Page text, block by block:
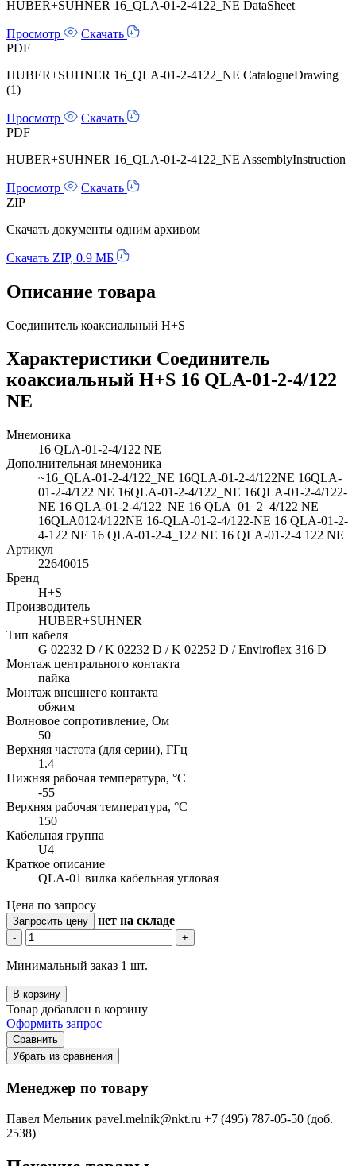
HUBER+SUHNER 16_QLA-01-2-4122_NE DataSheet
Просмотр
Скачать
PDF
HUBER+SUHNER 16_QLA-01-2-4122_NE CatalogueDrawing
(1)
Просмотр
Скачать
PDF
HUBER+SUHNER 16_QLA-01-2-4122_NE AssemblyInstruction
Просмотр
Скачать
ZIP
Скачать документы одним архивом
Скачать ZIP, 0.9 МБ
Описание товара
Соединитель коаксиальный H+S
Характеристики Соединитель
коаксиальный H+S 16 QLA-01-2-4/122
NE
Мнемоника
16 QLA-01-2-4/122 NE
Дополнительная мнемоника
~16_QLA-01-2-4/122_NE 16QLA-01-2-4/122NE 16QLA-
01-2-4/122 NE 16QLA-01-2-4/122_NE 16QLA-01-2-4/122-
NE 16 QLA-01-2-4/122_NE 16 QLA_01_2_4/122 NE
16QLA0124/122NE 16-QLA-01-2-4/122-NE 16 QLA-01-2-
4-122 NE 16 QLA-01-2-4_122 NE 16 QLA-01-2-4 122 NE
Артикул
22640015
Бренд
H+S
Производитель
HUBER+SUHNER
Тип кабеля
G 02232 D / K 02232 D / K 02252 D / Enviroflex 316 D
Монтаж центрального контакта
пайка
Монтаж внешнего контакта
обжим
Волновое сопротивление, Ом
50
Верхняя частота (для серии), ГГц
1.4
Нижняя рабочая температура, °C
-55
Верхняя рабочая температура, °C
150
Кабельная группа
U4
Краткое описание
QLA-01 вилка кабельная угловая
Цена по запросу
Запросить цену нет на складе
- +
Минимальный заказ 1 шт.
В корзину
Товар добавлен в корзину
Оформить запрос
Сравнить
Убрать из сравнения
Менеджер по товару
Павел Мельник pavel.melnik@nkt.ru +7 (495) 787-05-50 (доб.
2538)